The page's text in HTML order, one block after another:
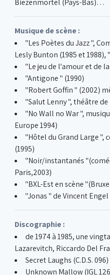
Biezenmortel (Pays-Bas)…
Musique de scène :
"Les Poètes du Jazz ",
Lesly Bunton (1985 et 1988), "
"Le jeu de l'amour et de
"Antigone " (1990)
"Robert Goffin " (2002)
"Salut Lenny ", théâtre de
"No Wall no War ",
Europe 1994)
"Hôtel du Grand Large ",
(1995)
"Noir/instantanés
Paris,2003)
"BXL-Est en scène
"Jonas " de Vincent
Discographie :
de 1974 à 1985, une
Lazarevitch, Riccardo Del
Secret Laughs (C.D.S.
Unknown Mallow (IGL